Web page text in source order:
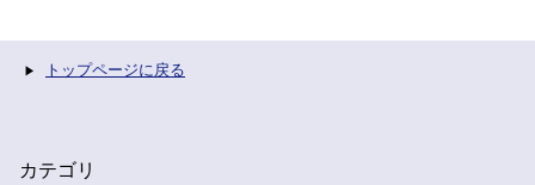
トップページに戻る
カテゴリ